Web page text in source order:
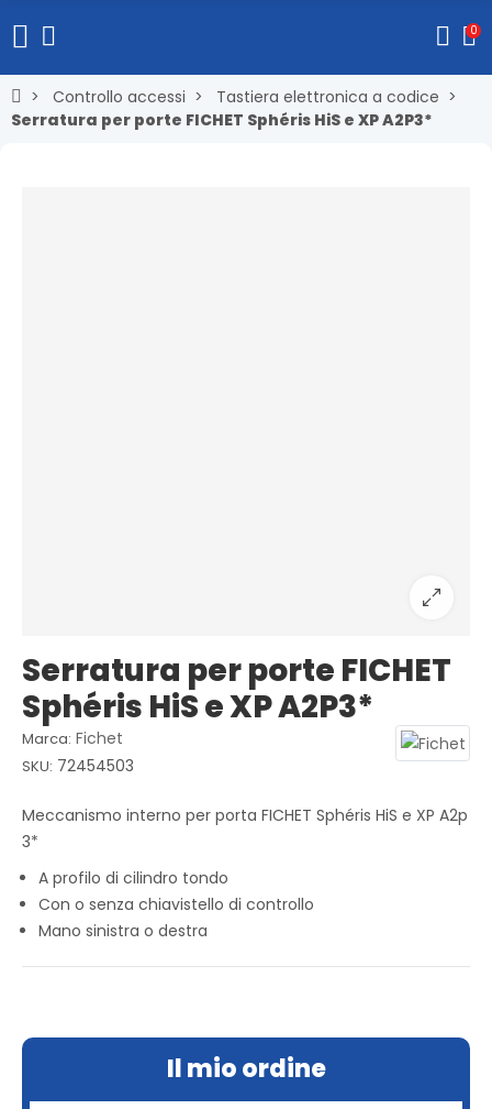
0
Controllo accessi
Tastiera elettronica a codice
Serratura per porte FICHET Sphéris HiS e XP A2P3*
Serratura per porte FICHET
Sphéris HiS e XP A2P3*
Marca: Fichet
SKU: 72454503
Meccanismo interno per porta FICHET Sphéris HiS e XP A2p
3*
A profilo di cilindro tondo
Con o senza chiavistello di controllo
Mano sinistra o destra
Il mio ordine